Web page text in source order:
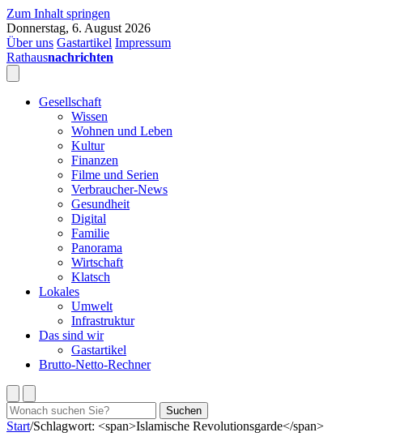
Zum Inhalt springen
Donnerstag, 6. August 2026
Über uns Gastartikel Impressum
Rathausnachrichten
Gesellschaft
Wissen
Wohnen und Leben
Kultur
Finanzen
Filme und Serien
Verbraucher-News
Gesundheit
Digital
Familie
Panorama
Wirtschaft
Klatsch
Lokales
Umwelt
Infrastruktur
Das sind wir
Gastartikel
Brutto-Netto-Rechner
Suchen
nach:
Suchen
Start/Schlagwort: <span>Islamische Revolutionsgarde</span>